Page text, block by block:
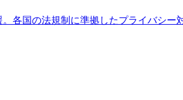
各国の法規制に準拠したプライバシー